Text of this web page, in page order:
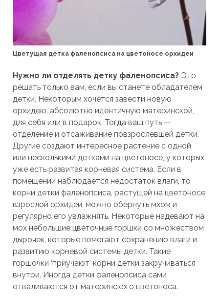
Цветущая детка фаленопсиса на цветоносе орхидеи
Нужно ли отделять детку фаленопсиса? Это
решать только вам, если вы станете обладателем
детки. Некоторым хочется завести новую
орхидею, абсолютно идентичную материнской,
для себя или в подарок. Тогда ваш путь —
отделение и отсаживание повзрослевшей детки.
Другие создают интересное растение с одной
или несколькими детками на цветоносе, у которых
уже есть развитая корневая система. Если в
помещении наблюдается недостаток влаги, то
корни детки фаленопсиса, растущей на цветоносе
взрослой орхидеи, можно обернуть мхом и
регулярно его увлажнять. Некоторые надевают на
мох небольшие цветочные горшки со множеством
дырочек, которые помогают сохранению влаги и
развитию корневой системы детки. Такие
горшочки ‘приучают’ корни детки закручиваться
внутри. Иногда детки фаленопсиса сами
отваливаются от материнского цветоноса.